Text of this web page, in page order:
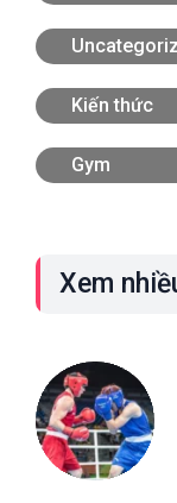
Kiến thức
Gym
Xem